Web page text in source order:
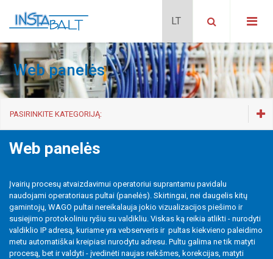
Web panelės
PASIRINKITE KATEGORIJĄ:
I/O sistema
Web panelės
Maitinimo šaltiniai
Pramoniniai tinklo skirstytuvai
GSM/GPRS funkciniai modemai
Web panelės
Įvairių procesų atvaizdavimui operatoriui suprantamu pavidalu
naudojami operatoriaus pultai (panelės). Skirtingai, nei daugelis kitų
gamintojų, WAGO pultai nereikalauja jokio vizualizacijos piešimo ir
susiejimo protokoliniu ryšiu su valdikliu. Viskas ką reikia atlikti - nurodyti
valdiklio IP adresą, kuriame yra vebserveris ir pultas kiekvieno paleidimo
metu automatiškai kreipiasi nurodytu adresu. Pultu galima ne tik matyti
procesą, bet ir valdyti - įvedinėti naujas reikšmes, korekcijas, matyti